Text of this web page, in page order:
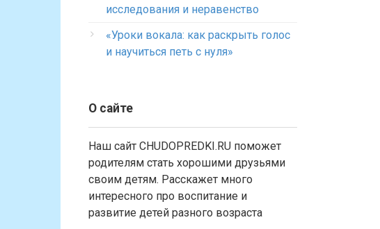
исследования и неравенство
«Уроки вокала: как раскрыть голос
и научиться петь с нуля»
О сайте
Наш сайт CHUDOPREDKI.RU поможет
родителям стать хорошими друзьями
своим детям. Расскажет много
интересного про воспитание и
развитие детей разного возраста